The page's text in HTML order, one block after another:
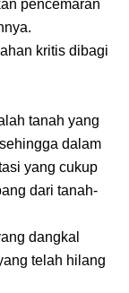
pencemaran
kritis dibagi
tanah yang
dalam
yang cukup
dari tanah-
dangkal
telah hilang